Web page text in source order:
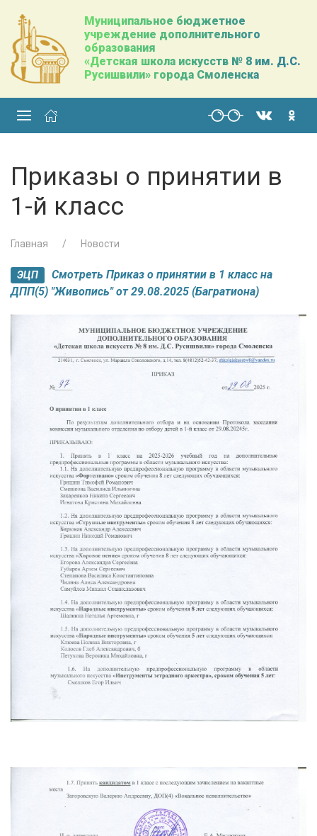
Муниципальное бюджетное
учреждение дополнительного
образования
«Детская школа искусств № 8 им. Д.С.
Русишвили» города Смоленска
Приказы о принятии в
1-й класс
Главная Новости
ЭЦП
Смотреть Приказ о принятии в 1 класс на
ДПП(5) "Живопись" от 29.08.2025 (Багратиона)